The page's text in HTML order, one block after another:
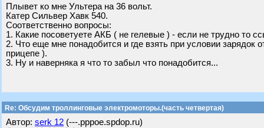
Плывет ко мне Ультера на 36 вольт.
Катер Сильвер Хавк 540.
Соответственно вопросы:
1. Какие посоветуете АКБ ( не гелевые ) - если не трудно то
2. Что еще мне понадобится и где взять при условии
прицепе ).
3. Ну и наверняка я что то забыл что понадобится...
Re: Обсудим троллинговые электромоторы.(часть четвертая)
Автор: serk 12 (---.pppoe.spdop.ru)